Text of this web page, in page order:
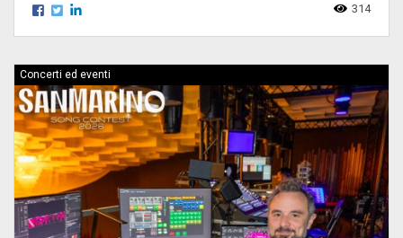
314
Concerti ed eventi